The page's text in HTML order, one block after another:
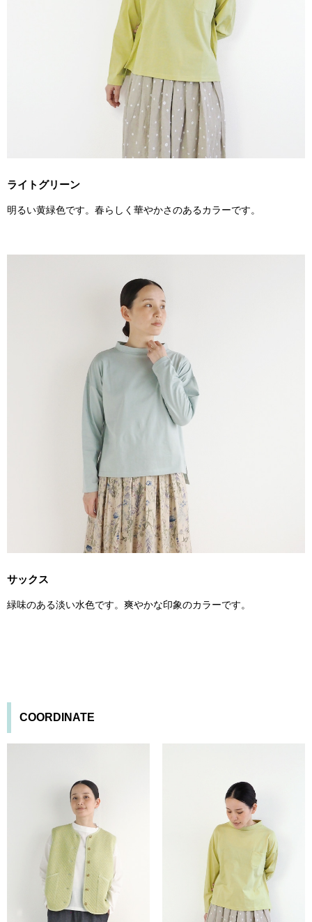
ライトグリーン
明るい黄緑色です。春らしく華やかさのあるカラーです。
サックス
緑味のある淡い水色です。爽やかな印象のカラーです。
COORDINATE